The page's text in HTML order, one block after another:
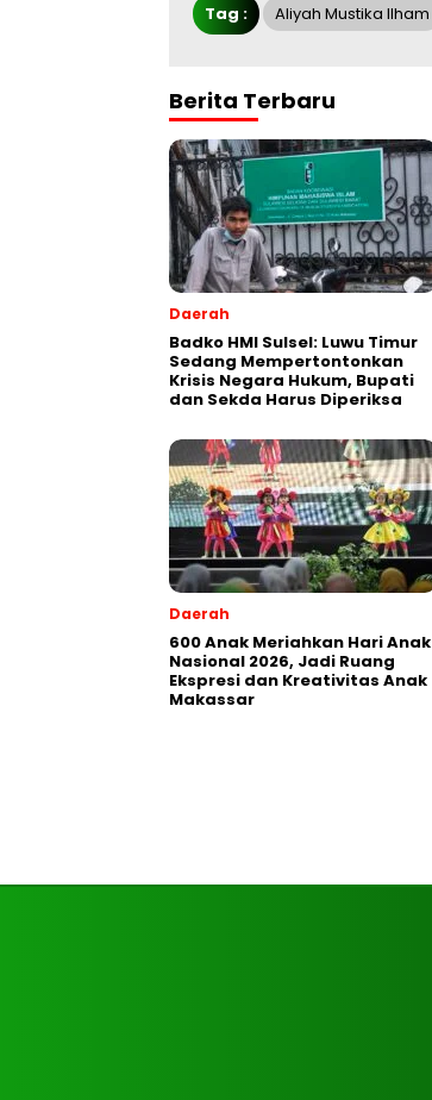
Tag : Aliyah Mustika Ilham
Berita Terbaru
Daerah
Badko HMI Sulsel: Luwu Timur
Sedang Mempertontonkan
Krisis Negara Hukum, Bupati
dan Sekda Harus Diperiksa
Daerah
600 Anak Meriahkan Hari Anak
Nasional 2026, Jadi Ruang
Ekspresi dan Kreativitas Anak
Makassar